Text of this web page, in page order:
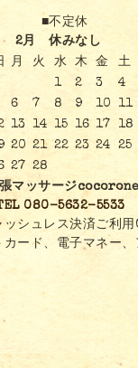
■不定休
2月 休みなし
月 火 水 木 金
土
1
2 3
4
6 7 8 9 10
11
13 14 15 16 17
18
20 21 22 23 24
25
27
28
マッサージcocorone
080-5632-5533
ッシュレス決済ご利用
ード、電子マネー、